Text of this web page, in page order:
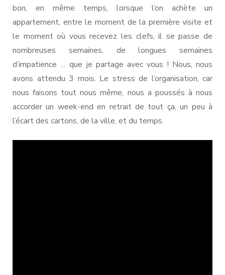
bon, en même temps, lorsque l’on achète un
appartement, entre le moment de la première visite et
le moment où vous recevez les clefs, il se passe de
nombreuses semaines, de longues semaines
d’impatience … que je partage avec vous ! Nous, nous
avons attendu 3 mois. Le stress de l’organisation, car
nous faisons tout nous même, nous a poussés à nous
accorder un week-end en retrait de tout ça, un peu à
l’écart des cartons, de la ville, et du temps.